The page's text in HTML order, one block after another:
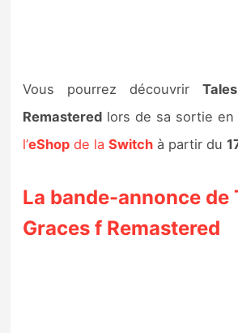
Vous pourrez découvrir
Remastered lors de sa sortie
l’eShop de laSwitch à partir du
La bande-annonce de
Graces f Remastered